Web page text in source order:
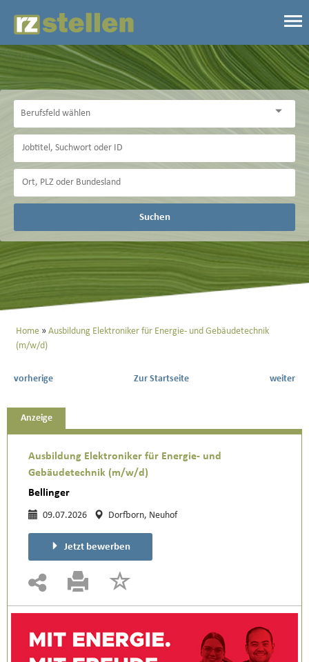
Suchen
Home
Ausbildung Elektroniker für Energie- und Gebäudetechnik
(m/w/d)
vorherige Zur Startseite weiter
Anzeige
Ausbildung Elektroniker für Energie- und
Gebäudetechnik (m/w/d)
Bellinger
09.07.2026 Dorfborn, Neuhof
Jetzt bewerben